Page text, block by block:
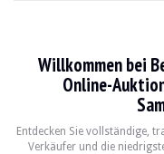
Willkommen bei
Online-
Entdecken Sie vollständige,
Verkäufer und die